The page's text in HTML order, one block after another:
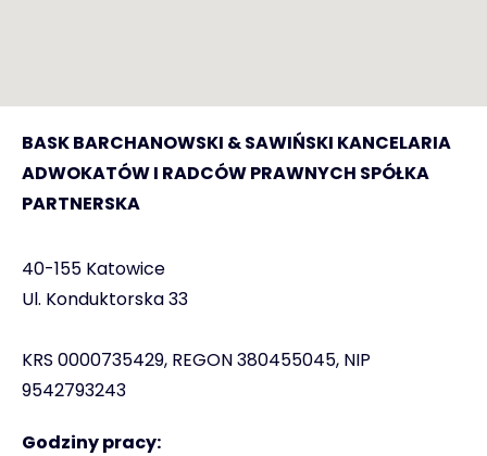
BASK BARCHANOWSKI & SAWIŃSKI KANCELARIA
ADWOKATÓW I RADCÓW PRAWNYCH SPÓŁKA
PARTNERSKA
40-155 Katowice
Ul. Konduktorska 33
KRS 0000735429, REGON 380455045, NIP
9542793243
Godziny pracy: